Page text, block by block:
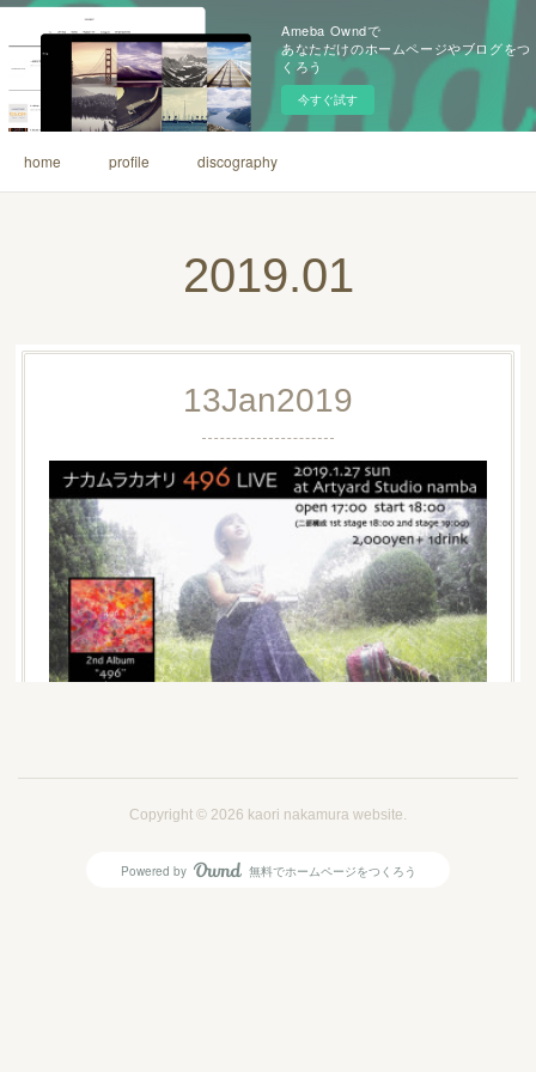
Ameba Owndで
あなただけのホームページやブログをつ
くろう
今すぐ試す
home profile discography
2019.01
13Jan2019
ナカムラカオリ496LIVE
ケットのお問い合わせはmuddlers.enterprise@gmail.com
Copyright © 2026 kaori nakamura website.
Powered by AmebaOwnd
無料でホームページをつくろう